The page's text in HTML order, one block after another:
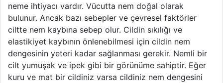
neme ihtiyacı vardır. Vücutta nem doğal olarak
bulunur. Ancak bazı sebepler ve çevresel faktörler
ciltte nem kaybına sebep olur. Cildin sıkılığı ve
elastikiyet kaybının önlenebilmesi için cildin nem
dengesinin yeteri kadar sağlanması gerekir. Nemli bir
cilt yumuşak ve ipek gibi bir görünüme sahiptir. Eğer
kuru ve mat bir cildiniz varsa cildiniz nem dengesini